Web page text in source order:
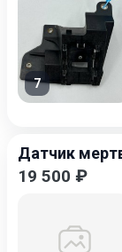
7
Датчик
19 500 ₽